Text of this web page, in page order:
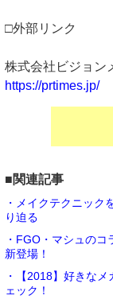
□外部リンク
株式会社ビジョン
https://prtimes.jp/
■関連記事
・メイクテクニック
り迫る
・FGO・マシュの
新登場！
・【2018】好きな
ェック！